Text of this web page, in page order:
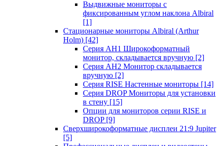
Выдвижные мониторы с
фиксированным углом наклона Albiral
[1]
Стационарные мониторы Albiral (Arthur
Holm) [42]
Серия AH1 Широкоформатный
монитор, складывается вручную [2]
Серия AH2 Монитор складывается
вручную [2]
Серия RISE Настенные мониторы [14]
Серия DROP Мониторы для установки
в стену [15]
Опции для мониторов серии RISE и
DROP [9]
Сверхширокоформатные дисплеи 21:9 Jupiter
[5]